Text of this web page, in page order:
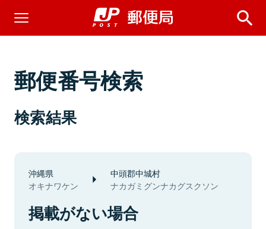
郵便番号検索
検索結果
沖縄県
オキナワケン
中頭郡中城村
ナカガミグンナカグスクソン
掲載がない場合